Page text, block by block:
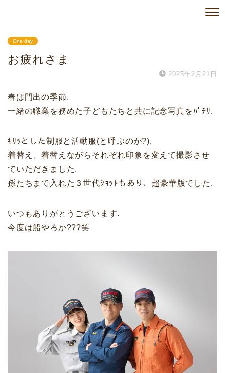
One day
お疲れさま
2025年2月21日
春は門出の季節.
一緒の職業を務めた子どもたちと共に記念写真をﾊﾟﾁﾘ.
ｷﾘｯとした制服と活動服(と呼ぶのか?).
着替え、着替えながらそれぞれ印象を変えて撮影させ
ていただきました.
孫たちまで入れた３世代ｼｮｯﾄもあり、超豪華版でした.
いつもありがとうございます.
今度は船やろか???笑